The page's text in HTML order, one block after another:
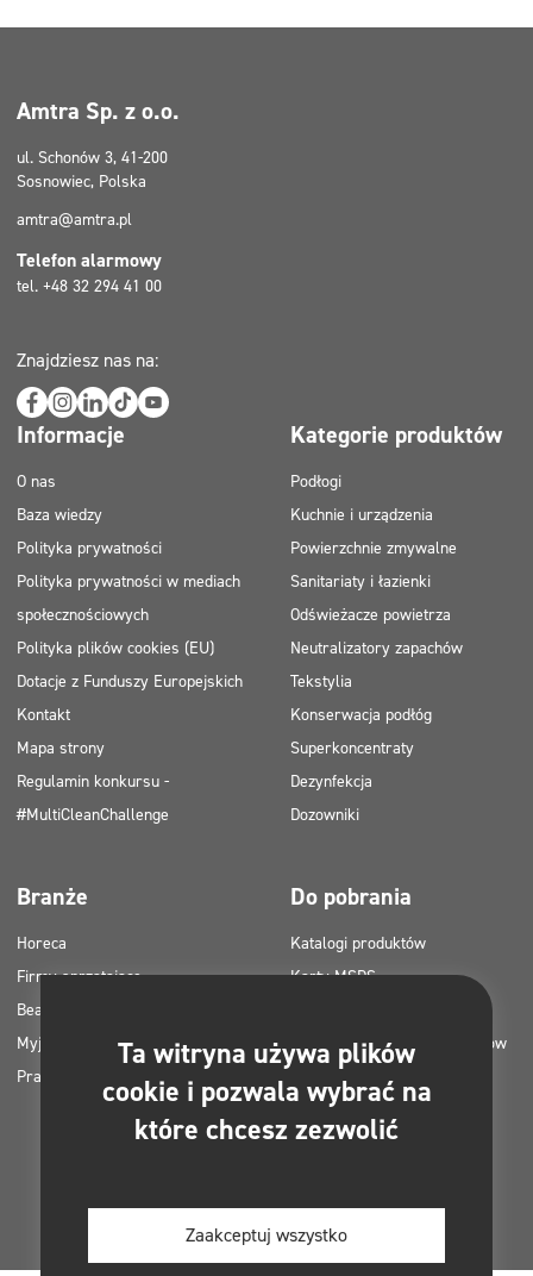
Amtra Sp. z o.o.
ul. Schonów 3, 41-200
Sosnowiec, Polska
amtra@amtra.pl
Telefon alarmowy
tel. +48 32 294 41 00
Znajdziesz nas na:
Informacje
O nas
Baza wiedzy
Polityka prywatności
Polityka prywatności w mediach
społecznościowych
Polityka plików cookies (EU)
Dotacje z Funduszy Europejskich
Kontakt
Mapa strony
Regulamin konkursu -
#MultiCleanChallenge
Kategorie produktów
Podłogi
Kuchnie i urządzenia
Powierzchnie zmywalne
Sanitariaty i łazienki
Odświeżacze powietrza
Neutralizatory zapachów
Tekstylia
Konserwacja podłóg
Superkoncentraty
Dezynfekcja
Dozowniki
Branże
Horeca
Firmy sprzątające
Beauty
Myjnie samochodowe
Pralnie
Do pobrania
Katalogi produktów
Karty MSDS
Plany zastosowania produktów
Pozwolenia i atesty
Zdjęcia do druku
Ta witryna używa plików
cookie i pozwala wybrać na
które chcesz zezwolić
Zaakceptuj wszystko